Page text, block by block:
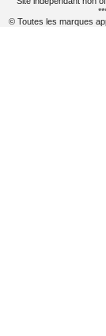
© Toutes les marques